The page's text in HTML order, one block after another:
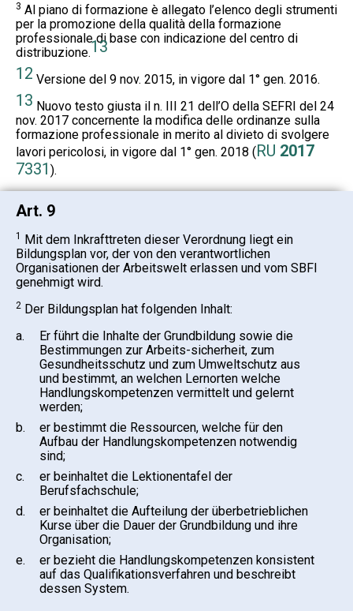
3 Al piano di formazione è allegato l’elenco degli strumenti
per la promozione della qualità della formazione
professionale di base con indicazione del centro di
distribuzione.13
12 Versione del 9 nov. 2015, in vigore dal 1° gen. 2016.
13 Nuovo testo giusta il n. III 21 dell’O della SEFRI del 24
nov. 2017 concernente la modifica delle ordinanze sulla
formazione professionale in merito al divieto di svolgere
lavori pericolosi, in vigore dal 1° gen. 2018 (RU 2017
7331 ).
Art. 9
1 Mit dem Inkrafttreten dieser Verordnung liegt ein
Bildungsplan vor, der von den verantwortlichen
Organisationen der Arbeitswelt erlassen und vom SBFI
genehmigt wird.
2 Der Bildungsplan hat folgenden Inhalt:
a.
Er führt die Inhalte der Grundbildung sowie die
Bestimmungen zur Arbeits-sicherheit, zum
Gesundheitsschutz und zum Umweltschutz aus
und bestimmt, an welchen Lernorten welche
Handlungskompetenzen vermittelt und gelernt
werden;
b.
er bestimmt die Ressourcen, welche für den
Aufbau der Handlungskompetenzen notwendig
sind;
c.
er beinhaltet die Lektionentafel der
Berufsfachschule;
d.
er beinhaltet die Aufteilung der überbetrieblichen
Kurse über die Dauer der Grundbildung und ihre
Organisation;
e.
er bezieht die Handlungskompetenzen konsistent
auf das Qualifikationsverfahren und beschreibt
dessen System.